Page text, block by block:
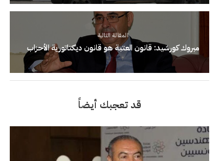
المقالة التالية
مبروك كورشيد: قانون العتبة هو قانون ديكتاتورية الأحزاب
قد تعجبك أيضاً